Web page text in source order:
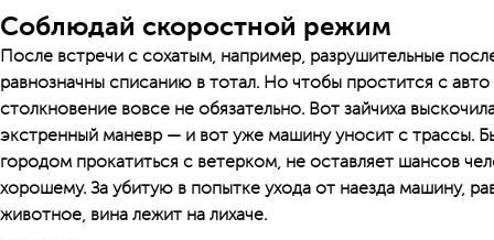
Соблюдай скоростной режим
После встречи с сохатым, например, разрушительные
равнозначны списанию в тотал. Но чтобы простится с
столкновение вовсе не обязательно. Вот зайчиха
экстренный маневр — и вот уже машину уносит с трассы.
городом прокатиться с ветерком, не оставляет шансов
хорошему. За убитую в попытке ухода от наезда машину,
животное, вина лежит на лихаче.